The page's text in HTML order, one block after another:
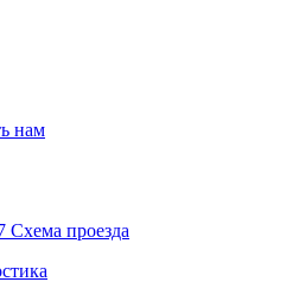
нам
Схема проезда